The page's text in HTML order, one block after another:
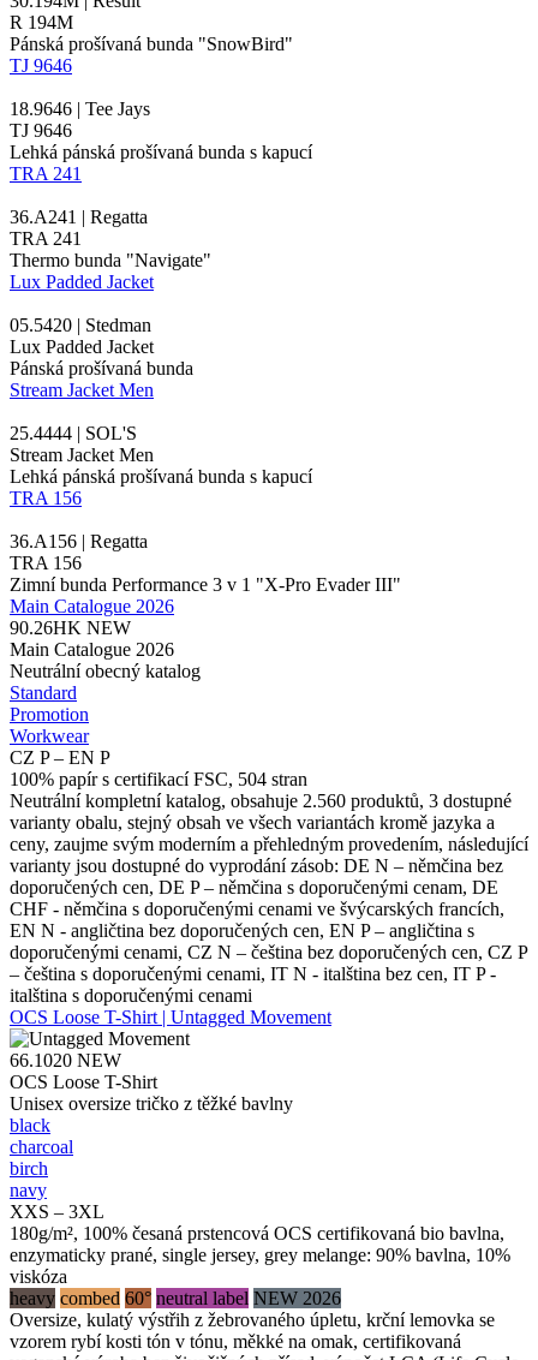
R 194M
Pánská prošívaná bunda "SnowBird"
TJ 9646
18.9646 | Tee Jays
TJ 9646
Lehká pánská prošívaná bunda s kapucí
TRA 241
36.A241 | Regatta
TRA 241
Thermo bunda "Navigate"
Lux Padded Jacket
05.5420 | Stedman
Lux Padded Jacket
Pánská prošívaná bunda
Stream Jacket Men
25.4444 | SOL'S
Stream Jacket Men
Lehká pánská prošívaná bunda s kapucí
TRA 156
36.A156 | Regatta
TRA 156
Zimní bunda Performance 3 v 1 "X-Pro Evader III"
Main Catalogue 2026
90.26HK NEW
Main Catalogue 2026
Neutrální obecný katalog
Standard
Promotion
Workwear
CZ P – EN P
100% papír s certifikací FSC, 504 stran
Neutrální kompletní katalog, obsahuje 2.560 produktů, 3 dostupné
varianty obalu, stejný obsah ve všech variantách kromě jazyka a
ceny, zaujme svým moderním a přehledným provedením, následující
varianty jsou dostupné do vyprodání zásob: DE N – němčina bez
doporučených cen, DE P – němčina s doporučenými cenam, DE
CHF - němčina s doporučenými cenami ve švýcarských francích,
EN N - angličtina bez doporučených cen, EN P – angličtina s
doporučenými cenami, CZ N – čeština bez doporučených cen, CZ P
– čeština s doporučenými cenami, IT N - italština bez cen, IT P -
italština s doporučenými cenami
OCS Loose T-Shirt | Untagged Movement
66.1020 NEW
OCS Loose T-Shirt
Unisex oversize tričko z těžké bavlny
black
charcoal
birch
navy
XXS – 3XL
180g/m², 100% česaná prstencová OCS certifikovaná bio bavlna,
enzymaticky prané, single jersey, grey melange: 90% bavlna, 10%
viskóza
heavy combed 60° neutral label NEW 2026
Oversize, kulatý výstřih z žebrovaného úpletu, krční lemovka se
vzorem rybí kosti tón v tónu, měkké na omak, certifikovaná